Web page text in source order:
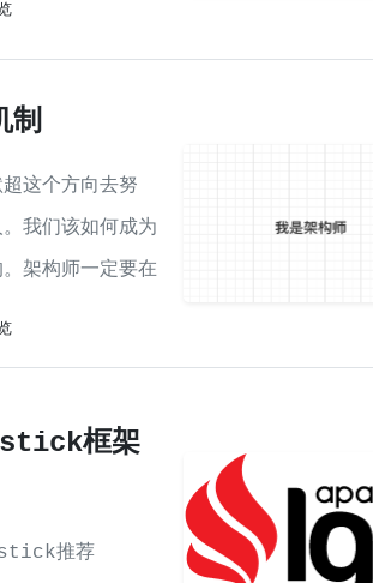
制
这个方向去努
我们该如何成为
架构师一定要在
框架
推荐